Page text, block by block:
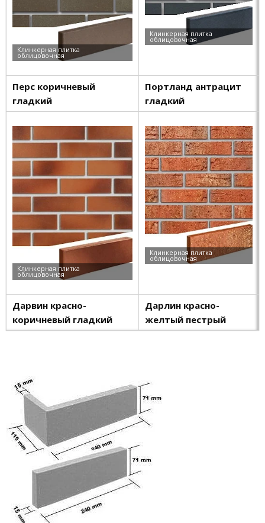
Перc коричневый
гладкий
Портланд антрацит
гладкий
Дарвин красно-
коричневый гладкий
Дарлин красно-
желтый пестрый